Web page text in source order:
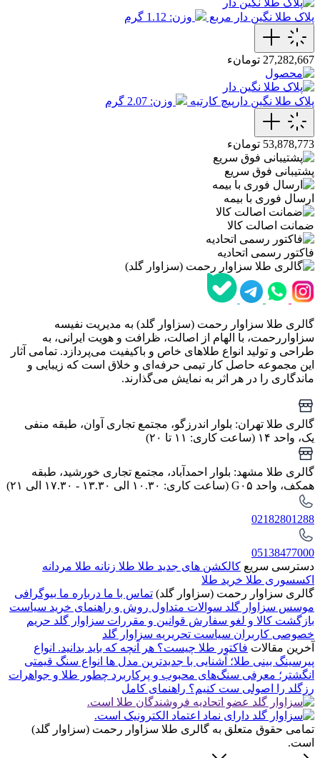
پلاک طلا نگین دار مربع وزن: 1.12 گرم
27,282,667 تومانء
پلاک طلا نگین دارپیچ کارتیه وزن: 2.07 گرم
53,878,773 تومانء
پشتیبانی فوق سریع
ارسال فوری با بیمه
ضمانت اصالت کالا
فاکتور رسمی اتحادیه
گالری طلا سزاوار رحمت (سزاوار گلد) به مدیریت نفیسه
سزاواررحمت، با الهام از اصالت، ظرافت و هویت ایرانی، به
طراحی و تولید انواع طلاهای خاص و باکیفیت می‌پردازد. تمامی آثار
این مجموعه حاصل کار تیمی حرفه‌ای و خلاق است که زیبایی و
ماندگاری را در هر اثر به نمایش می‌گذارند.
گالری طلا تهران: بلوار اندرزگو، مجتمع تجاری آوان، طبقه منفی
یک، واحد ۱۴ (ساعت کاری: ۱۱ تا ۲۰)
گالری طلا مشهد: بلوار احمدآباد، مجتمع تجاری خورشید، طبقه
همکف، واحد G۰۵ (ساعت کاری: ۱۰.۳۰ الی ۱۳.۳۰ - ۱۷.۳۰ الی ۲۱)
02182801288
05138477000
دسترسی سریع کالکشن های جدید طلا طلا زنانه طلا مردانه
اکسسوری طلا خرید طلا
گالری سزاوار رحمت (سزاوار گلد) تماس با ما درباره ما بیوگرافی
موسس سزاوار گلد سوالات متداول روش و راهنمای خرید سیاست
بازگشت کالا و لغو سفارش قوانین و مقررات سزاوار گلد حریم
خصوصی کاربران سیاست تحریریه سزاوار گلد
آخرین مقالات فاکتور طلا چیست؟ هر آنچه که باید بدانید. انواع
پیرسینگ بینی طلا؛ آشنایی با جدیدترین مدل ها انواع سنگ قیمتی
انگشتر؛ معرفی سنگ‌های محبوب و پرکاربرد چطور طلا و جواهرات
رزگلد را اصولی ست کنیم؟ راهنمای کامل
تمامی حقوق متعلق به گالری طلا سزاوار رحمت (سزاوار گلد)
است.